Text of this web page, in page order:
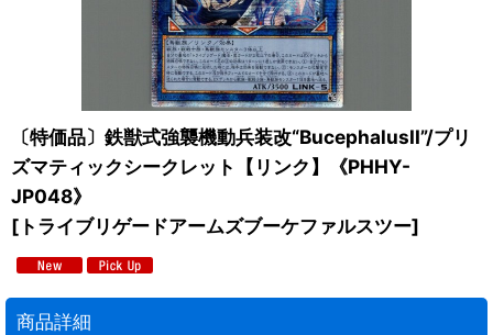
〔特価品〕鉄獣式強襲機動兵装改“BucephalusII”/プリ
ズマティックシークレット【リンク】《PHHY-
JP048》
[ トライブリゲードアームズブーケファルスツー]
商品詳細